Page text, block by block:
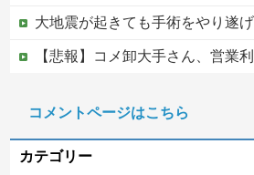
大地震が起きても手術をやり遂げる日本の医療チ
【悲報】コメ卸大手さん、営業利益83％減 高値で買い込ん
ジャンポケ斎藤と代理人のやりとり、「地獄すぎて完全にコントにな
コメントページはこちら
カテゴリー